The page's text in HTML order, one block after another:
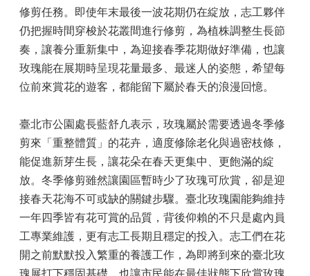
修剪任務。即使年末最後一波花期仍在綻放，志工夥伴
仍把握時間穿梭於花叢間進行修剪，為植株調整生長節
奏，讓養分重新集中，為迎接春季花期做好準備，也讓
玫瑰能在展期時呈現花量最多、最迷人的姿態，希望每
位前來賞花的遊客，都能留下屬於春天的浪漫回憶。
臺北市公園處長藍舒凢表示，玫瑰屬於需要透過冬季修
剪來「重整體質」的花卉，適度修除老化與過密枝條，
能促進新芽生長，讓花朵在春天更集中、更飽滿的綻
放。冬季修剪雖然讓園區暫時少了玫瑰可欣賞，卻是迎
接春天花海不可或缺的關鍵步驟。臺北玫瑰園能夠維持
一年四季皆有花可賞的品質，背後仰賴的不只是處內員
工專業維護，更有志工長期且穩定的投入。志工們在花
開之前默默投入繁重的養護工作，為即將到來的臺北玫
瑰展打下穩固基礎，也讓市民能在最佳狀態下欣賞玫瑰